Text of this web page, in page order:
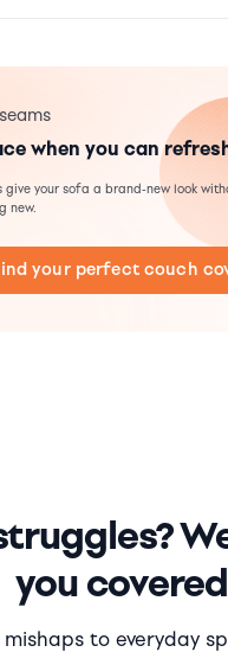
when you can
give your sofa a brand-new look
new.
your perfect couch
you
to everyday